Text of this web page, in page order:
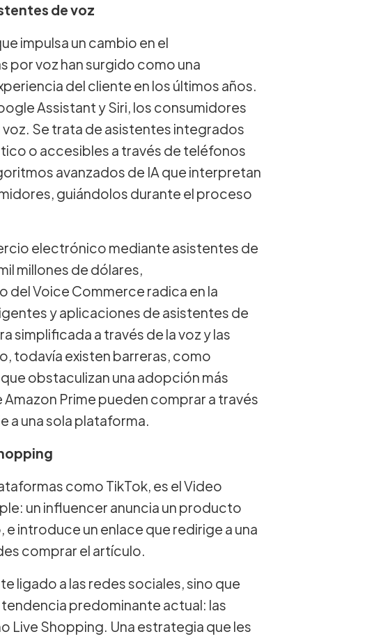
de voz
impulsa un cambio en el
voz han surgido como una
del cliente en los últimos años.
Assistant y Siri, los consumidores
Se trata de asistentes integrados
o accesibles a través de teléfonos
avanzados de IA que interpretan
guiándolos durante el proceso
electrónico mediante asistentes de
millones de dólares,
del Voice Commerce radica en la
y aplicaciones de asistentes de
simplificada a través de la voz y las
todavía existen barreras, como
obstaculizan una adopción más
Prime pueden comprar a través
a una sola plataforma.
como TikTok, es el Video
un influencer anuncia un producto
introduce un enlace que redirige a una
comprar el artículo.
ligado a las redes sociales, sino que
predominante actual: las
Live Shopping. Una estrategia que les